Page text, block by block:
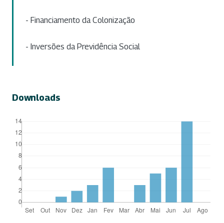
- Financiamento da Colonização
- Inversões da Previdência Social
Downloads